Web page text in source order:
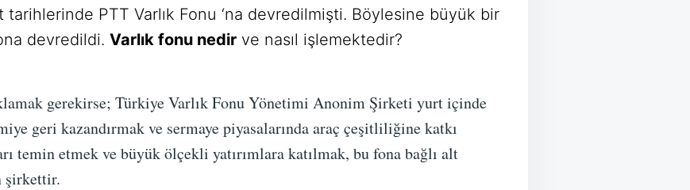
PTT Varlık Fonu ‘na devredilmişti. Böylesine büyük bir
devredildi. Varlık fonu nedir ve nasıl işlemektedir?
gerekirse; Türkiye Varlık Fonu Yönetimi Anonim Şirketi yurt içinde
geri kazandırmak ve sermaye piyasalarında araç çeşitliliğine katkı
temin etmek ve büyük ölçekli yatırımlara katılmak, bu fona bağlı alt
şirkettir.